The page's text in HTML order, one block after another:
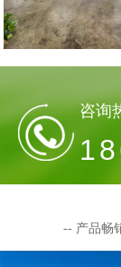
咨询
-- 产品畅